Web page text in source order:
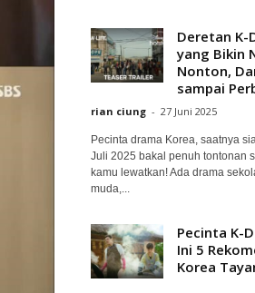
Deretan K-
yang Bikin
Nonton,
sampai
rian ciung - 27 Juni 2025
Pecinta drama Korea, saatnya
Juli 2025 bakal penuh tontonan
kamu lewatkan! Ada drama
muda,...
Pecinta K-
Ini 5
Korea